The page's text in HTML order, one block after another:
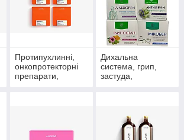
Протипухлинні,
онкопротекторні
препарати,
Дихальна
система, грип,
застуда,